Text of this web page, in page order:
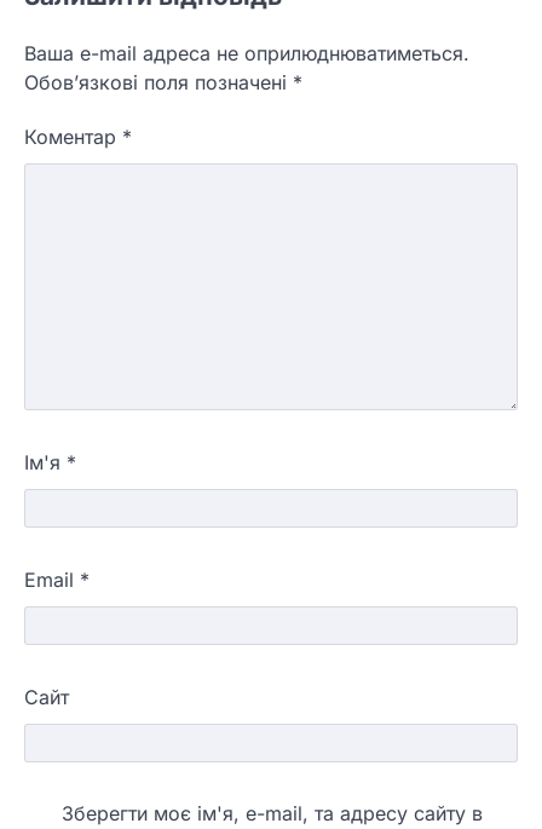
Ваша e-mail адреса не оприлюднюватиметься.
Обов’язкові поля позначені *
Коментар *
Ім'я *
Email *
Сайт
Зберегти моє ім'я, e-mail, та адресу сайту в